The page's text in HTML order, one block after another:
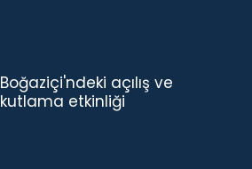
Boğaziçi'ndeki açılış ve
kutlama etkinliği